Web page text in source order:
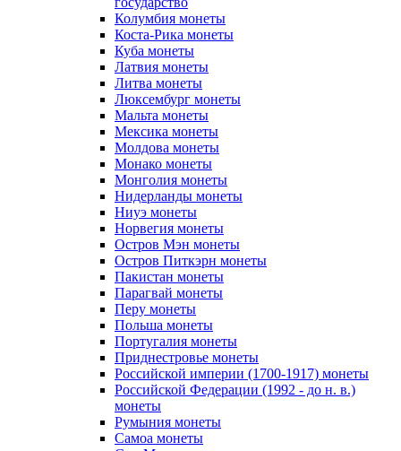
Колумбия монеты
Коста-Рика монеты
Куба монеты
Латвия монеты
Литва монеты
Люксембург монеты
Мальта монеты
Мексика монеты
Молдова монеты
Монако монеты
Монголия монеты
Нидерланды монеты
Ниуэ монеты
Норвегия монеты
Остров Мэн монеты
Остров Питкэрн монеты
Пакистан монеты
Парагвай монеты
Перу монеты
Польша монеты
Португалия монеты
Приднестровье монеты
Российской империи (1700-1917) монеты
Российской Федерации (1992 - до н. в.)
монеты
Румыния монеты
Самоа монеты